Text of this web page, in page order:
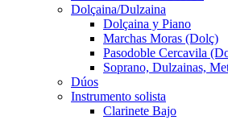
Dolçaina/Dulzaina
Dolçaina y Piano
Marchas Moras (Dolç)
Pasodoble Cercavila
Soprano, Dulzainas,
Dúos
Instrumento solista
Clarinete Bajo